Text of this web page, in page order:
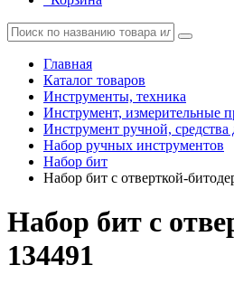
Главная
Каталог товаров
Инструменты, техника
Инструмент, измерительные
Инструмент ручной, средства
Набор ручных инструментов
Набор бит
Набор бит с отверткой-
Набор бит с
134491